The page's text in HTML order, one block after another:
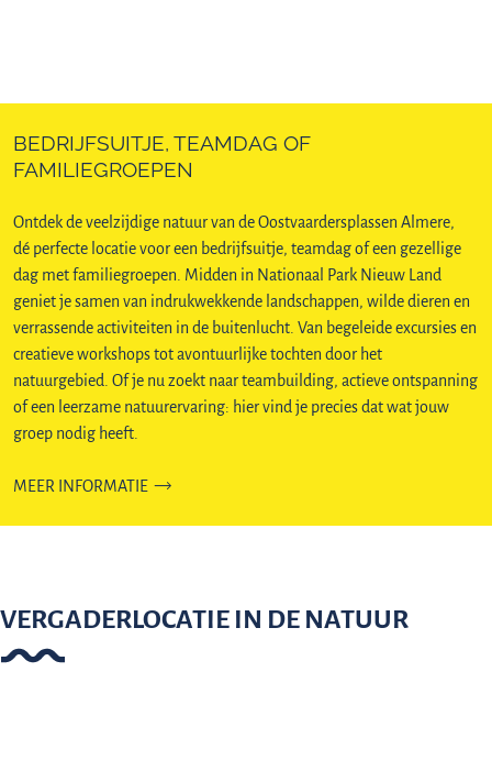
BEDRIJFSUITJE, TEAMDAG OF
FAMILIEGROEPEN
Ontdek de veelzijdige natuur van de Oostvaardersplassen Almere,
dé perfecte locatie voor een bedrijfsuitje, teamdag of een gezellige
dag met familiegroepen. Midden in Nationaal Park Nieuw Land
geniet je samen van indrukwekkende landschappen, wilde dieren en
verrassende activiteiten in de buitenlucht. Van begeleide excursies en
creatieve workshops tot avontuurlijke tochten door het
natuurgebied. Of je nu zoekt naar teambuilding, actieve ontspanning
of een leerzame natuurervaring: hier vind je precies dat wat jouw
groep nodig heeft.
MEER INFORMATIE
VERGADERLOCATIE IN DE NATUUR